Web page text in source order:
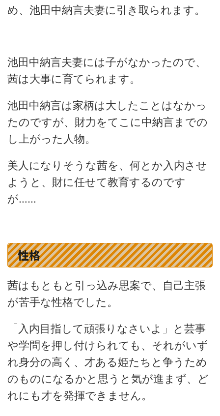
め、池田中納言夫妻に引き取られます。
池田中納言夫妻には子がなかったので、
茜は大事に育てられます。
池田中納言は家柄は大したことはなかっ
たのですが、財力をてこに中納言までの
し上がった人物。
美人になりそうな茜を、何とか入内させ
ようと、財に任せて教育するのです
が……
性格
茜はもともと引っ込み思案で、自己主張
が苦手な性格でした。
「入内目指して頑張りなさいよ」と芸事
や学問を押し付けられても、それがいず
れ身分の高く、才ある姫たちと争うため
のものになるかと思うと気が進まず、ど
れにも才を発揮できません。